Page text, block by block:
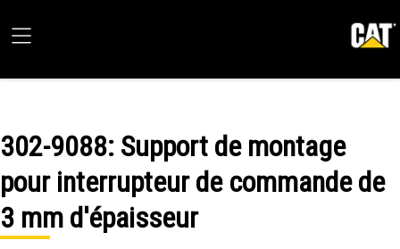
302-9088: Support de montage
pour interrupteur de commande de
3 mm d'épaisseur